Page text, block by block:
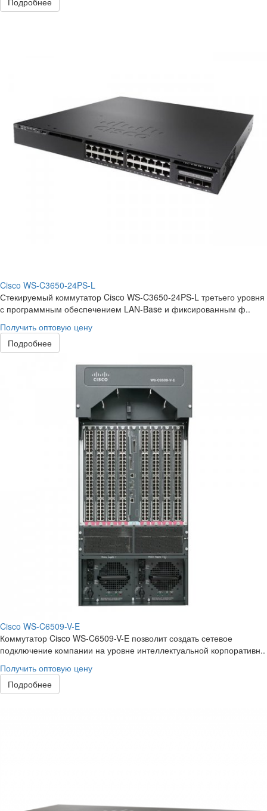
Cisco WS-C3650-24PS-L
Стекируемый коммутатор Cisco WS-C3650-24PS-L третьего уровня
с программным обеспечением LAN-Base и фиксированным ф..
Получить оптовую цену
Подробнее
Cisco WS-C6509-V-E
Коммутатор Cisco WS-C6509-V-E позволит создать сетевое
подключение компании на уровне интеллектуальной корпоративн..
Получить оптовую цену
Подробнее